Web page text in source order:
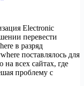
Electronic
перевести
в разряд
поставлялось для
на всех сайтах, где
проблему с